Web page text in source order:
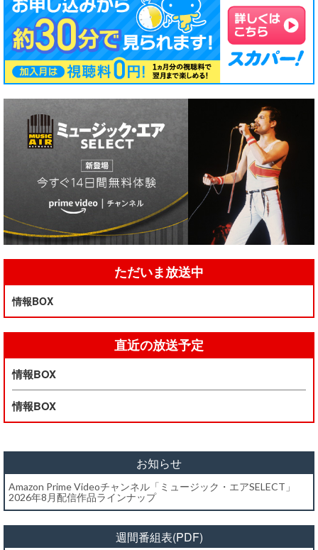
ただいま放送中
情報BOX
直近の放送予定
情報BOX
情報BOX
お知らせ
Amazon Prime Videoチャンネル「ミュージック・エアSELECT」
2026年8月配信作品ラインナップ
週間番組表(PDF)